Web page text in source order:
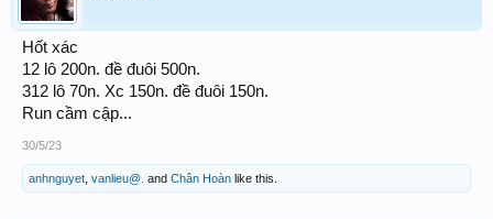
Hốt xác
12 lô 200n. đề đuôi 500n.
312 lô 70n. Xc 150n. đề đuôi 150n.
Run cầm cập...
30/5/23
anhnguyet vanlieu@. and Chân Hoàn like this.